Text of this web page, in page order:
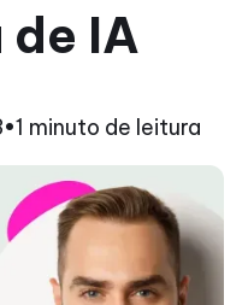
IA
•1 minuto de leitura